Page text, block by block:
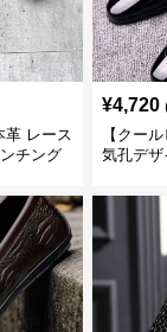
革 レース
チング
¥4,720
【クー
気孔デザ